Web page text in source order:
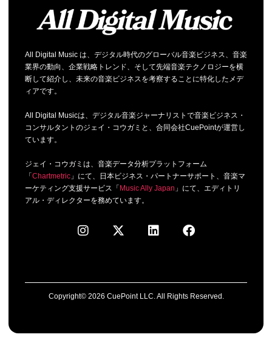
All Digital Music は、デジタル時代のグローバル音楽ビジネス、音楽
業界の動向、企業戦略トレンド、そして先端音楽テクノロジーを横
断して紹介し、未来の音楽ビジネスを考察することに特化したメデ
ィアです。
All Digital Musicは、デジタル音楽ジャーナリストで音楽ビジネス・
コンサルタントのジェイ・コウガミと、合同会社CuePointが運営し
ています。
ジェイ・コウガミは、音楽データ分析プラットフォーム
「 Chartmetric」にて、日本ビジネス・パートナーサポート、音楽マ
ーケティング支援サービス「 Music Ally Japan 」にて、エディトリ
アル・ディレクターを務めています。
Copyright© 2026 CuePoint LLC. All Rights Reserved.